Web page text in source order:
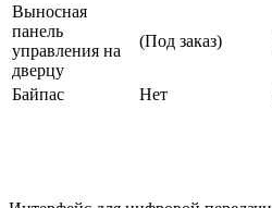
Выносная
панель
управления на
дверцу
(Под заказ)
Байпас Нет